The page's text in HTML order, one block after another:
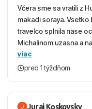
Včera sme sa vratili z
makadi soraya.
travelco splnila nase
Michalinom uzasna a
vecernych hodinach
krasny, cisty. Sluzby
viac
pred 1 týždňom
Juraj Koskovsky